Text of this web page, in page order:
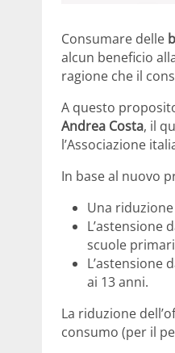
Consumare delle
alcun beneficio
ragione che il
A questo
Andrea Costa, il
l’Associazione
In base al nuovo
Una
L’astensione
scuole
L’astensione
ai 13 anni.
La riduzione
consumo (per il